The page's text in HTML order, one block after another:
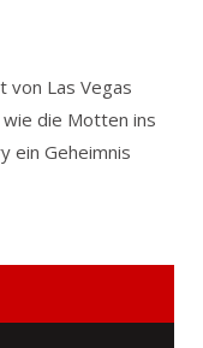
von Las Vegas
wie die Motten ins
ein Geheimnis